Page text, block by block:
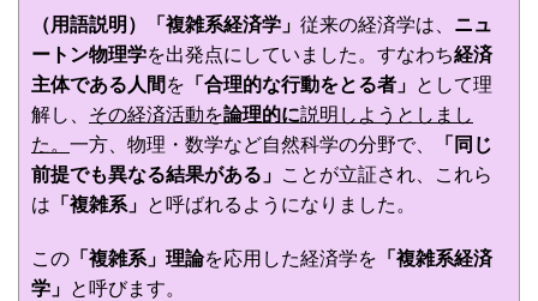
（用語説明）「複雑系経済学」 従来の経済学は、 ニュ
ートン物理学を出発点にしていました。すなわち経済
主体である人間 を 「合理的な行動をとる者」 として理
解し、 その経済活動を論理的に説明しようとしまし
た。 一方、物理・数学など自然科学の分野で、
「同じ
前提でも異なる結果がある」 ことが立証され、これら
は 「複雑系」 と呼ばれるようになりました。
この 「複雑系」理論を応用した経済学を 「複雑系経済
学」 と呼びます。